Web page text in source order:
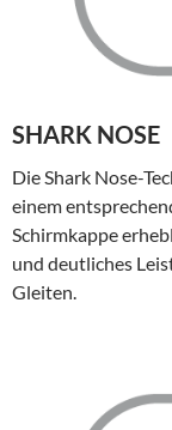
SHARK NOSE
Die Shark Nose-
einem
Schirmkappe
und deutliches
Gleiten.